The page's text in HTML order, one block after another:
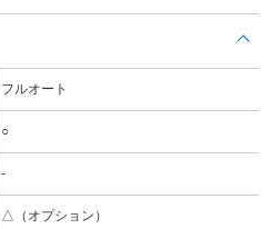
フルオート
○
-
△（オプション）